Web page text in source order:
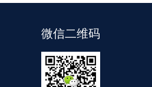
微信二维码